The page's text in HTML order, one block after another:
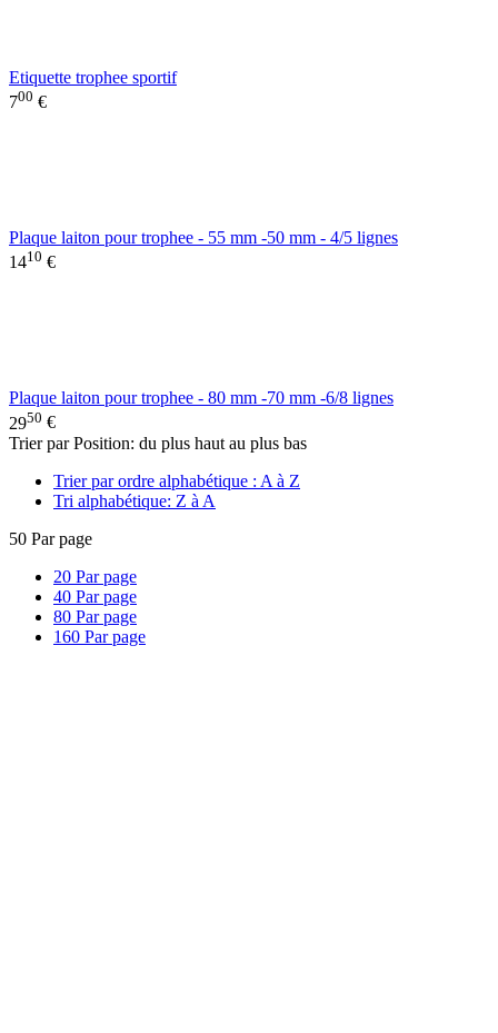
Etiquette trophee sportif
700 €
Plaque laiton pour trophee - 55 mm -50 mm - 4/5 lignes
1410 €
Plaque laiton pour trophee - 80 mm -70 mm -6/8 lignes
2950 €
Trier par Position: du plus haut au plus bas
Trier par ordre alphabétique : A à Z
Tri alphabétique: Z à A
50 Par page
20 Par page
40 Par page
80 Par page
160 Par page